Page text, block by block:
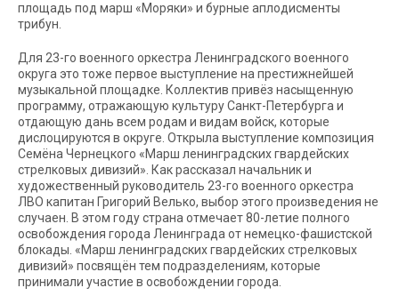
площадь под марш «Моряки» и бурные аплодисменты
трибун.
Для 23-го военного оркестра Ленинградского военного
округа это тоже первое выступление на престижнейшей
музыкальной площадке. Коллектив привёз насыщенную
программу, отражающую культуру Санкт-Петербурга и
отдающую дань всем родам и видам войск, которые
дислоцируются в округе. Открыла выступление композиция
Семёна Чернецкого «Марш ленинградских гвардейских
стрелковых дивизий». Как рассказал начальник и
художественный руководитель 23-го военного оркестра
ЛВО капитан Григорий Велько, выбор этого произведения не
случаен. В этом году страна отмечает 80-летие полного
освобождения города Ленинграда от немецко-фашистской
блокады. «Марш ленинградских гвардейских стрелковых
дивизий» посвящён тем подразделениям, которые
принимали участие в освобождении города.